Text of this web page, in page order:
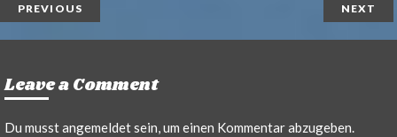
PREVIOUS NEXT
Leave a Comment
Du musstangemeldetsein, um einen Kommentar abzugeben.